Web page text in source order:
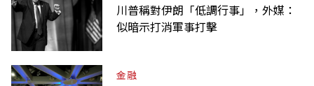
川普稱對伊朗「低調行事」，外媒：
似暗示打消軍事打擊
金融